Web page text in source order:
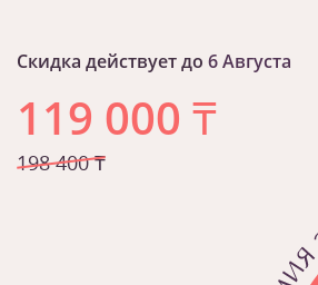
Скидка действует до 6 Августа
119 000 ₸
198 400 ₸